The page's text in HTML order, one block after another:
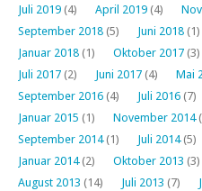
Juli 2019 (4) April 2019 (4)
September 2018 (5) Juni 2018 (1)
Januar 2018 (1) Oktober 2017 (3)
Juli 2017 (2) Juni 2017 (4) Mai
September 2016 (4) Juli 2016 (7)
Januar 2015 (1) November 2014
September 2014(1) Juli 2014(5)
Januar 2014(2) Oktober 2013 (3)
August 2013 (14) Juli 2013 (7)